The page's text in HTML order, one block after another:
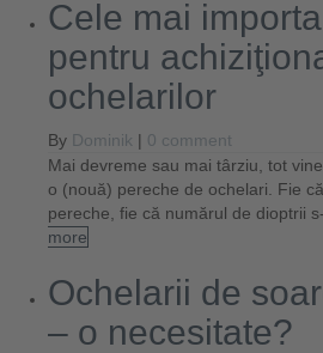
Cele mai
pentru
ochelarilor
By Dominik | 0 comment
Mai devreme sau mai târziu, tot
o (nouă) pereche de ochelari. Fie
pereche, fie că numărul de dioptrii
more
Ochelarii de
– o necesitate?